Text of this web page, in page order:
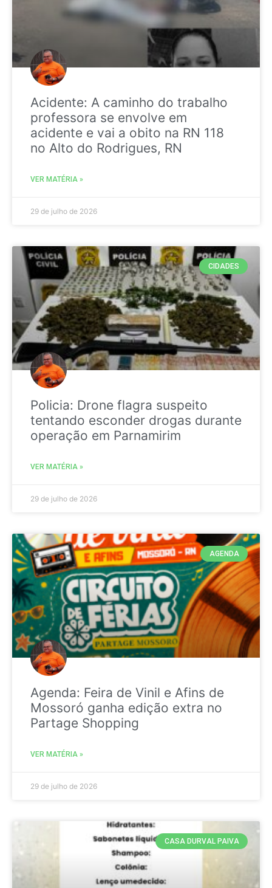
Acidente: A caminho do trabalho
professora se envolve em
acidente e vai a obito na RN 118
no Alto do Rodrigues, RN
VER MATÉRIA »
29 de julho de 2026
CIDADES
Policia: Drone flagra suspeito
tentando esconder drogas durante
operação em Parnamirim
VER MATÉRIA »
29 de julho de 2026
AGENDA
Agenda: Feira de Vinil e Afins de
Mossoró ganha edição extra no
Partage Shopping
VER MATÉRIA »
29 de julho de 2026
CASA DURVAL PAIVA